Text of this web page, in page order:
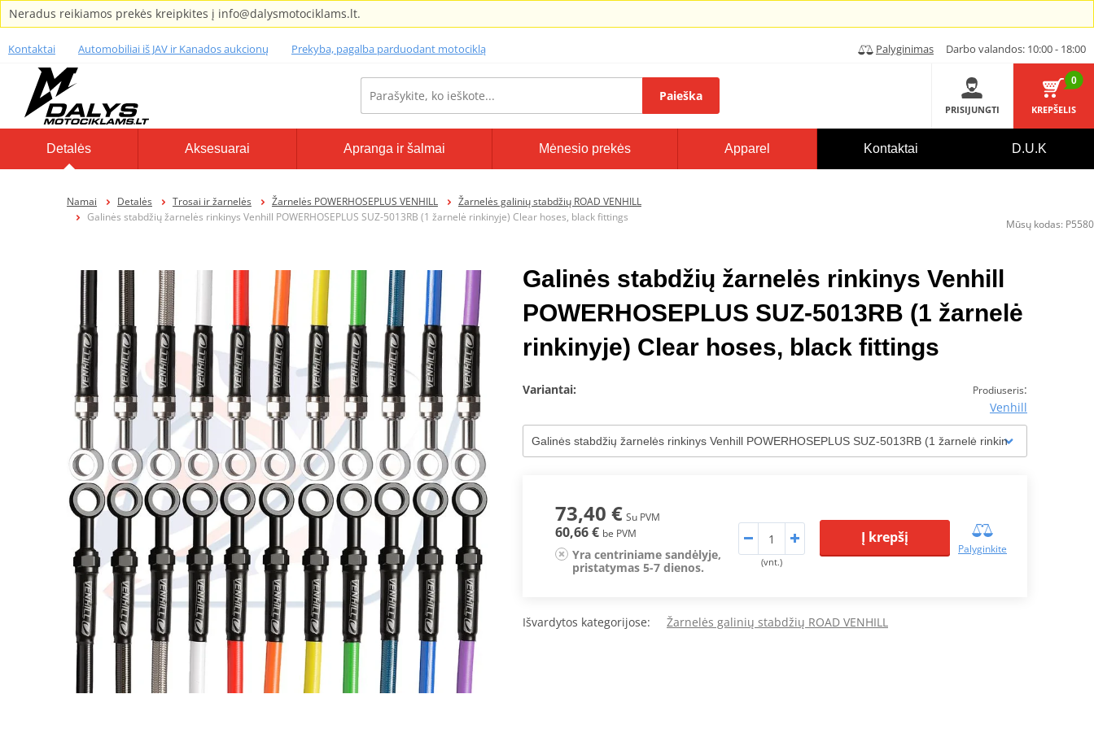
Neradus reikiamos prekės kreipkites į info@dalysmotociklams.lt.
Kontaktai Automobiliai iš JAV ir Kanados aukcionų Prekyba, pagalba parduodant motociklą Palyginimas Darbo valandos: 10:00 - 18:00
Paieška
PRISIJUNGTI
0
KREPŠELIS
Detalės Aksesuarai Apranga ir šalmai Mėnesio prekės Apparel Kontaktai D.U.K
Namai Detalės Trosai ir žarnelės Žarnelės POWERHOSEPLUS VENHILL
Žarnelės galinių stabdžių ROAD VENHILL
Galinės stabdžių žarnelės rinkinys Venhill POWERHOSEPLUS SUZ-5013RB (1 žarnelė rinkinyje) Clear hoses, black fittings
Galinės stabdžių žarnelės rinkinys Venhill
POWERHOSEPLUS SUZ-5013RB (1 žarnelė
rinkinyje) Clear hoses, black fittings
Prodiuseris:
Venhill
Variantai:
73,40 € Su PVM
60,66 € be PVM
Yra centriniame sandėlyje,
pristatymas 5-7 dienos.
(vnt.)
Į krepšį
Palyginkite
Išvardytos kategorijose: Žarnelės galinių stabdžių ROAD VENHILL
Mūsų kodas: P5580